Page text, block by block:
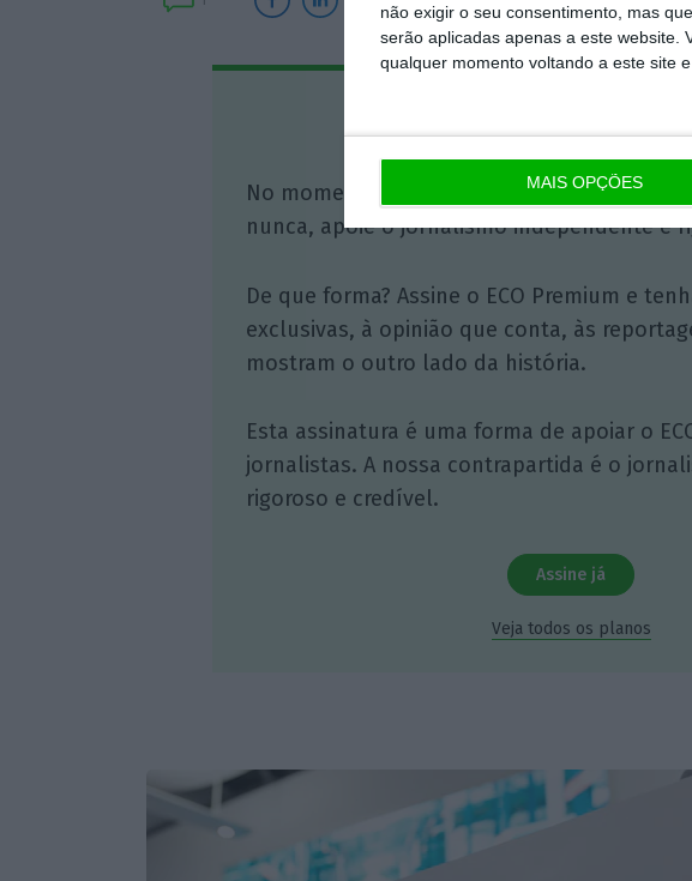
não exigir o seu consentimento, mas
serão aplicadas apenas a este website.
qualquer momento voltando a este site
MAIS OPÇÕES
No momento em que a informação é mais
nunca, apoie o jornalismo independente e
De que forma? Assine o ECO Premium e
exclusivas, à opinião que conta, às
mostram o outro lado da história.
Esta assinatura é uma forma de apoiar o
jornalistas. A nossa contrapartida é o
rigoroso e credível.
Assine já
Veja todos os planos